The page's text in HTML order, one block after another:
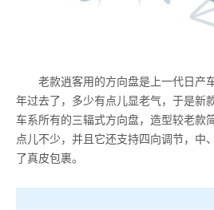
老款逍客用的方向盘是上一代日产
年过去了，多少有点儿显老气，于是新
车系所有的三辐式方向盘，造型较老款
点儿不少，并且它还支持四向调节，中
了真皮包裹。